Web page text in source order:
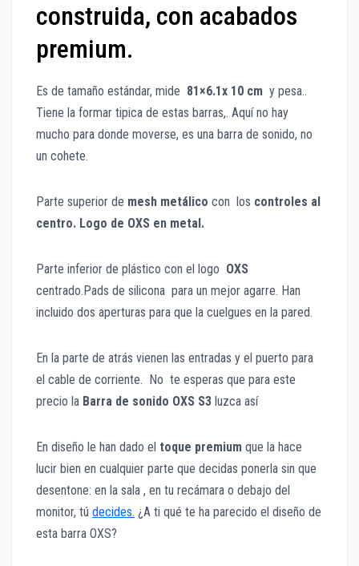
construida, con acabados
premium.
Es de tamaño estándar, mide 81×6.1x 10 cm y pesa..
Tiene la formar tipica de estas barras,. Aquí no hay
mucho para donde moverse, es una barra de sonido, no
un cohete.
Parte superior de mesh metálico con los controles al
centro. Logo de OXS en metal.
Parte inferior de plástico con el logo OXS
centrado.Pads de silicona para un mejor agarre. Han
incluido dos aperturas para que la cuelgues en la pared.
En la parte de atrás vienen las entradas y el puerto para
el cable de corriente. No te esperas que para este
precio la Barra de sonido OXS S3 luzca así
En diseño le han dado el toque premium que la hace
lucir bien en cualquier parte que decidas ponerla sin que
desentone: en la sala , en tu recámara o debajo del
monitor, tú decides. ¿A ti qué te ha parecido el diseño de
esta barra OXS?